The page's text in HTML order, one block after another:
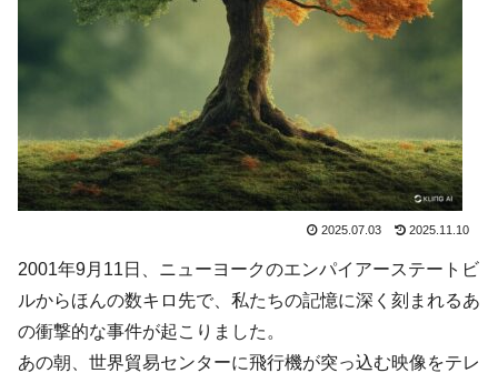
2025.07.03 2025.11.10
2001年9月11日、ニューヨークのエンパイアーステートビ
ルからほんの数キロ先で、私たちの記憶に深く刻まれるあ
の衝撃的な事件が起こりました。
あの朝、世界貿易センターに飛行機が突っ込む映像をテレ